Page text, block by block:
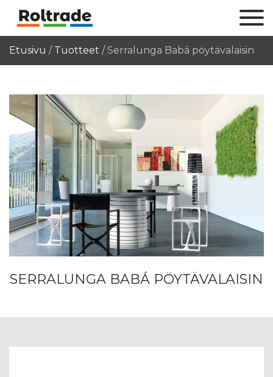
Etusivu / Tuotteet /Serralunga Babá pöytävalaisin
SERRALUNGA BABÁ PÖYTÄVALAISIN